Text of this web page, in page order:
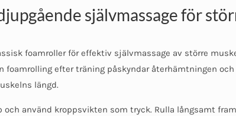
självmassage för
foamroller för effektiv självmassage av större
foamrolling efter träning påskyndar återhämtningen
längd.
och använd kroppsvikten som tryck. Rulla långsamt